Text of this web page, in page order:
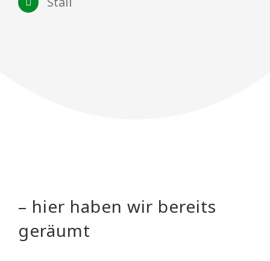
– hier haben wir bereits
geräumt